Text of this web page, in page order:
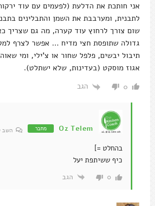
אני חותכת את הדלעת (לפעמים עם עוד
לתבנית, ומערבבת את השמן והתבלינים
שום צורך לרחוץ עוד קערה, מה גם שצריך
גדולה שתופסת חצי מדיח … אפשר לצרף
תיבול יבשים, פלפל שחור או צ'ילי, ומי
אגוז מוסקט (בעדינות, שלא ישתלט).
0 הגב
Oz Telem מחבר השב
בהחלט =]
כיף ששיתפת יעל
0 הגב